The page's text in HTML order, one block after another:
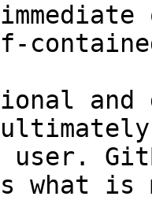
and
user.
what